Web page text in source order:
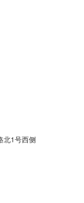
北1号西侧